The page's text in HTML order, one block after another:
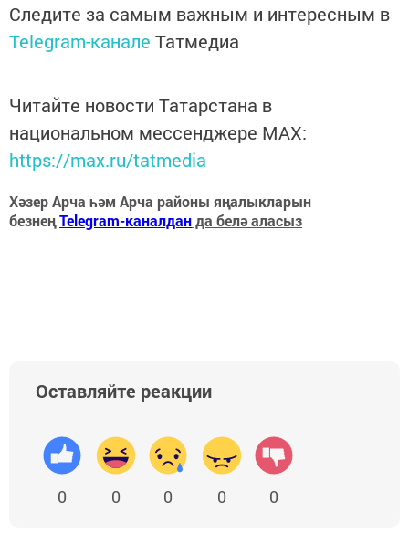
Следите за самым важным и интересным в
Telegram-канале Татмедиа
Читайте новости Татарстана в
национальном мессенджере MАХ:
https://max.ru/tatmedia
Хәзер Арча һәм Арча районы яңалыкларын
безнеңTelegram-каналданда белә аласыз
Оставляйте реакции
0 0 0 0 0